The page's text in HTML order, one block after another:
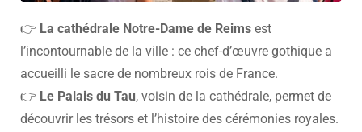
👉 La cathédrale Notre-Dame de Reims est
l’incontournable de la ville : ce chef-d’œuvre gothique a
accueilli le sacre de nombreux rois de France.
👉 Le Palais du Tau, voisin de la cathédrale, permet de
découvrir les trésors et l’histoire des cérémonies royales.